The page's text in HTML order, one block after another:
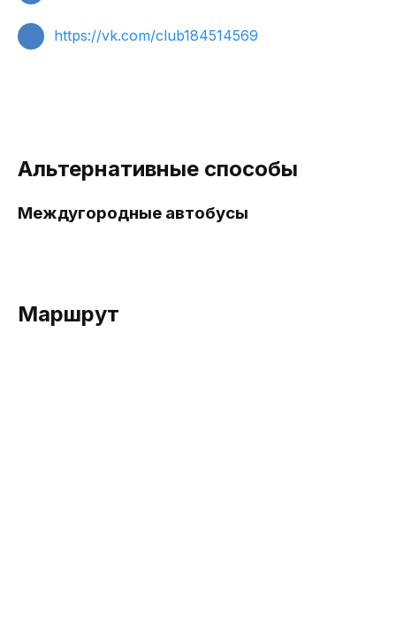
https://vk.com/club184514569
Альтернативные способы
Междугородные автобусы
Маршрут